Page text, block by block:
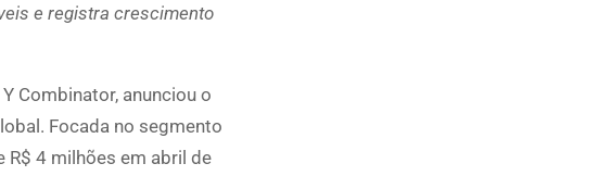
e registra crescimento
Combinator, anunciou o
Focada no segmento
4 milhões em abril de